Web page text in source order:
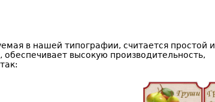
в нашей типографии, считается простой и
высокую производительность,